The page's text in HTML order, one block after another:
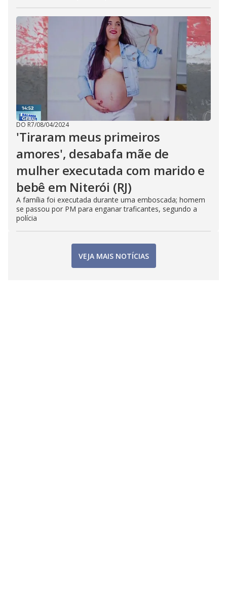
DO R7/08/04/2024
'Tiraram meus primeiros
amores', desabafa mãe de
mulher executada com marido e
bebê em Niterói (RJ)
A família foi executada durante uma emboscada; homem
se passou por PM para enganar traficantes, segundo a
polícia
VEJA MAIS NOTÍCIAS